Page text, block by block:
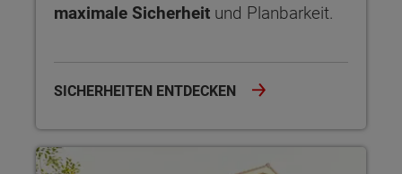
maximale Sicherheit und Planbarkeit.
SICHERHEITEN ENTDECKEN
NOVO – Design und Architektur Novo interpretiert den